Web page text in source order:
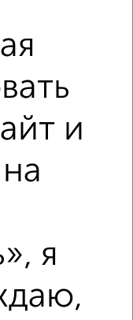
±10%
8 030 000
000
и
я